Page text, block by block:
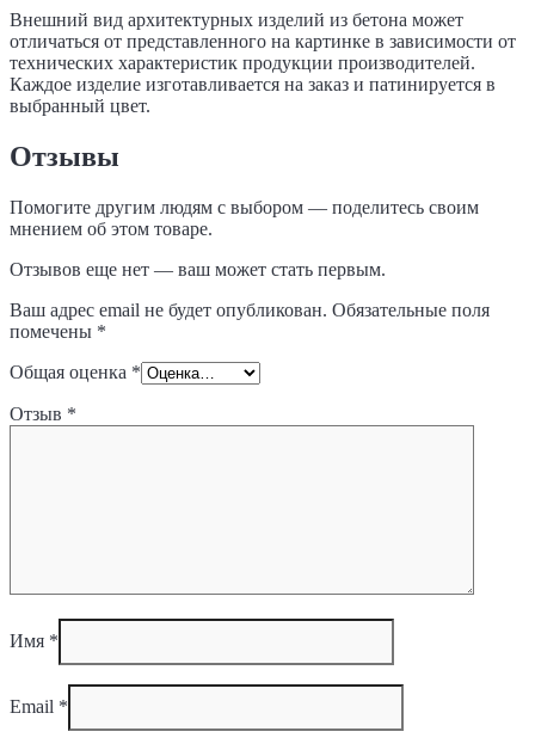
Внешний вид архитектурных изделий из бетона может
отличаться от представленного на картинке в зависимости от
технических характеристик продукции производителей.
Каждое изделие изготавливается на заказ и патинируется в
выбранный цвет.
Отзывы
Помогите другим людям с выбором — поделитесь своим
мнением об этом товаре.
Отзывов еще нет — ваш может стать первым.
Ваш адрес email не будет опубликован. Обязательные поля
помечены *
Общая оценка *
Отзыв *
Имя *
Email *